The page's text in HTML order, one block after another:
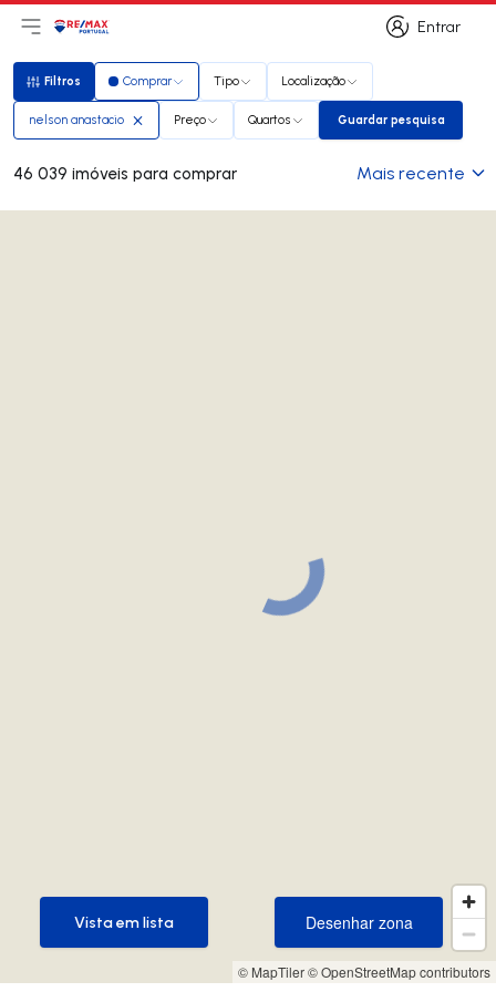
Entrar
Entrar
Abri menu principal
LogoIr para página inicial
Filtros
Filtros Comprar Tipo Localização
nelson anastacio Preço Quartos Guardar pesquisa
Guardar pesquisa
46 039 imóveis para comprar Mais recente
© MapTiler© OpenStreetMap contributors
Desenhar zona
Desenhar zona
Vista em lista
Vista em lista